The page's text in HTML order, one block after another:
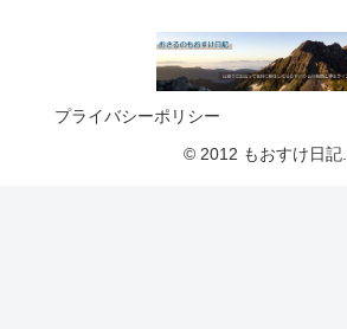
プライバシーポリシー
© 2012 もおすけ日記.